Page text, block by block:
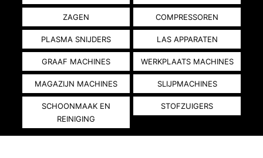
ZAGEN COMPRESSOREN
PLASMA SNIJDERS LAS APPARATEN
GRAAF MACHINES WERKPLAATS MACHINES
MAGAZIJN MACHINES SLIJPMACHINES
SCHOONMAAK EN
REINIGING
STOFZUIGERS